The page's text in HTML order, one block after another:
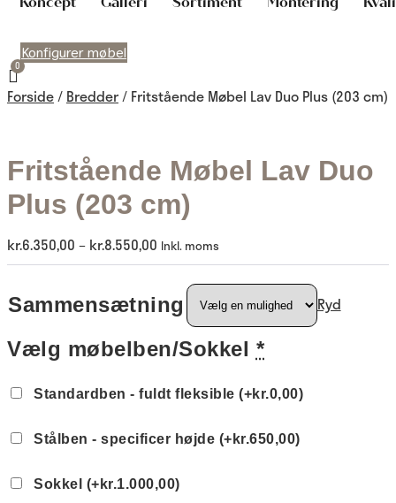
Konfigurer møbel
Forside/ Bredder/ Fritstående Møbel Lav Duo Plus (203 cm)
Fritstående Møbel Lav Duo
Plus (203 cm)
kr.6.350,00 – kr.8.550,00 Inkl. moms
Sammensætning Ryd
Vælg møbelben/Sokkel *
Standardben - fuldt fleksible (+kr.0,00)
Stålben - specificer højde (+kr.650,00)
Sokkel (+kr.1.000,00)